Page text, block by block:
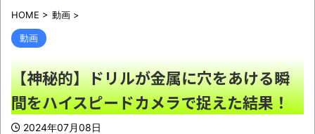
【朗報】シャインマスカット200房（時価
40万円相当）畑から盗んだ疑いで男を逮捕へ
【悲報】カルビーさん、白黒包装にした結
果4週連続売上減NEW!
バーガーキング、超大型チーズバーガー発
HOME > 動画 >
動画
【神秘的】ドリルが金属に穴をあける瞬
間をハイスピードカメラで捉えた結果！
2024年07月08日